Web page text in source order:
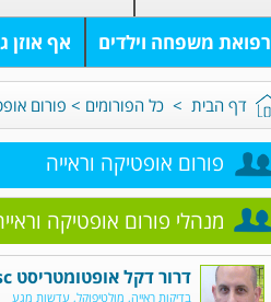
רפואת משפחה וילדים אף אוזן
דף הבית > כל הפורומים > פורום
פורום אופטיקה וראייה
מנהלי פורום אופטיקה
דרור דקל אופטומטריסט B.sc
בדיקות ראייה, מולטיפוקל, עדשות מגע